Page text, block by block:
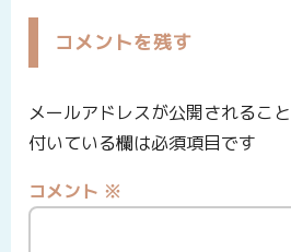
コメントを残す
メールアドレスが公開されること
付いている欄は必須項目です
コメント ※